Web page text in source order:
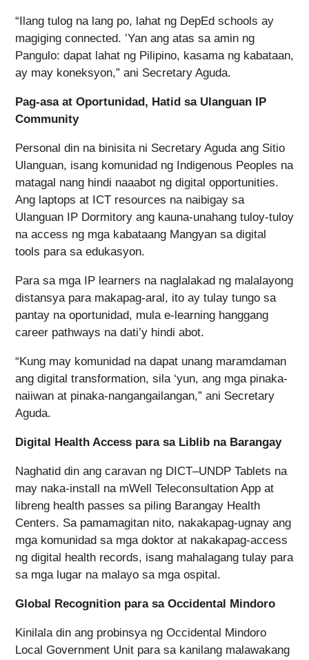
“Ilang tulog na lang po, lahat ng DepEd schools ay
magiging connected. ’Yan ang atas sa amin ng
Pangulo: dapat lahat ng Pilipino, kasama ng kabataan,
ay may koneksyon,” ani Secretary Aguda.
Pag-asa at Oportunidad, Hatid sa Ulanguan IP
Community
Personal din na binisita ni Secretary Aguda ang Sitio
Ulanguan, isang komunidad ng Indigenous Peoples na
matagal nang hindi naaabot ng digital opportunities.
Ang laptops at ICT resources na naibigay sa
Ulanguan IP Dormitory ang kauna-unahang tuloy-tuloy
na access ng mga kabataang Mangyan sa digital
tools para sa edukasyon.
Para sa mga IP learners na naglalakad ng malalayong
distansya para makapag-aral, ito ay tulay tungo sa
pantay na oportunidad, mula e-learning hanggang
career pathways na dati’y hindi abot.
“Kung may komunidad na dapat unang maramdaman
ang digital transformation, sila ‘yun, ang mga pinaka-
naiiwan at pinaka-nangangailangan,” ani Secretary
Aguda.
Digital Health Access para sa Liblib na Barangay
Naghatid din ang caravan ng DICT–UNDP Tablets na
may naka-install na mWell Teleconsultation App at
libreng health passes sa piling Barangay Health
Centers. Sa pamamagitan nito, nakakapag-ugnay ang
mga komunidad sa mga doktor at nakakapag-access
ng digital health records, isang mahalagang tulay para
sa mga lugar na malayo sa mga ospital.
Global Recognition para sa Occidental Mindoro
Kinilala din ang probinsya ng Occidental Mindoro
Local Government Unit para sa kanilang malawakang